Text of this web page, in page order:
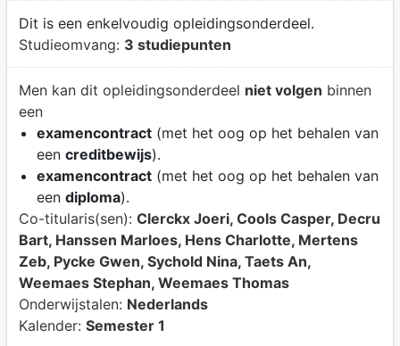
Dit is een enkelvoudig opleidingsonderdeel.
Studieomvang: 3 studiepunten
Men kan dit opleidingsonderdeel niet volgen binnen
een
examencontract(met het oog op het behalen van
een creditbewijs).
examencontract(met het oog op het behalen van
een diploma).
Co-titularis(sen): Clerckx Joeri, Cools Casper, Decru
Bart, Hanssen Marloes, Hens Charlotte, Mertens
Zeb, Pycke Gwen, Sychold Nina, Taets An,
Weemaes Stephan, Weemaes Thomas
Onderwijstalen: Nederlands
Kalender: Semester 1